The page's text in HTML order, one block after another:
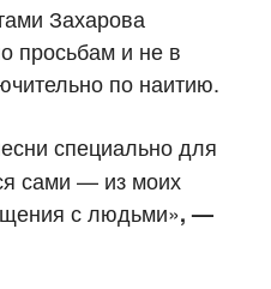
Захарова
просьбам и не в
по наитию.
специально для
сами — из моих
с людьми», —